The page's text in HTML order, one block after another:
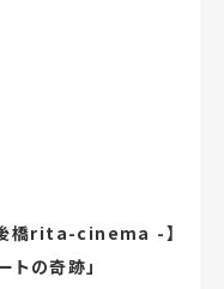
橋rita-cinema -】
トの奇跡」